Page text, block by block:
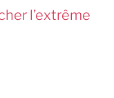
l’extrême